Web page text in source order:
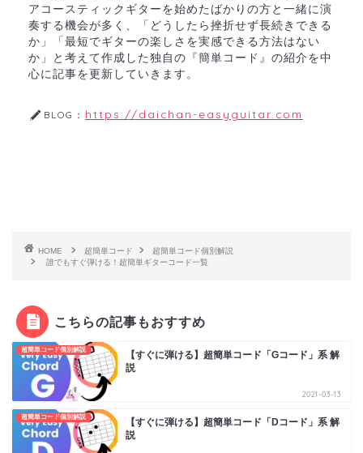
アコースティックギターを始めたばかりの方と一緒に演
奏する機会が多く、「どうしたら挫折せず長続きできる
か」「最短でギターの楽しさを実感できる方法はない
か」と考えて作成した独自の『簡単コード』の紹介を中
心に記事を更新していきます。
BLOG： https://daichan-easyguitar.com
HOME 超簡単コード
超簡単コード個別解説
誰でもすぐ弾ける！超簡単ギターコード一覧
こちらの記事もおすすめ
超簡単コード個別解説
【すぐに弾ける】超簡単コード「Gコード」系 解
説
2021-03-13
超簡単コード個別解説
【すぐに弾ける】超簡単コード「Dコード」系 解
説